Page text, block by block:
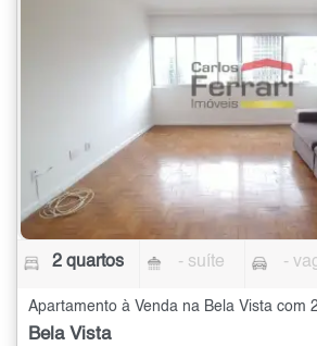
2 quartos - suíte -
Apartamento à Venda na Bela Vista com
Bela Vista